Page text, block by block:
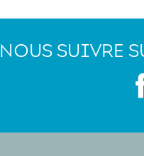
NOUS SUIVRE